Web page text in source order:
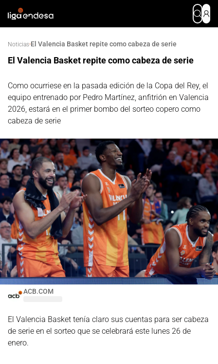
Noticias·El Valencia Basket repite como cabeza de serie
El Valencia Basket repite como cabeza de serie
Como ocurriese en la pasada edición de la Copa del Rey, el
equipo entrenado por Pedro Martínez, anfitrión en Valencia
2026, estará en el primer bombo del sorteo copero como
cabeza de serie
ACB.COM
El Valencia Basket tenía claro sus cuentas para ser cabeza
de serie en el sorteo que se celebrará este lunes 26 de
enero.